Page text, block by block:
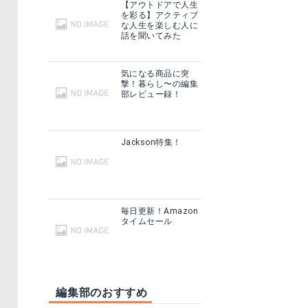
【アウトドアで人生
を彩る】アクティブ
な人生を楽しむ人に
話を聞いてみた
気になる商品に突
撃！暮らし〜の編集
部レビュー録！
Jackson特集！
毎日更新！Amazon
タイムセール
編集部のおすすめ